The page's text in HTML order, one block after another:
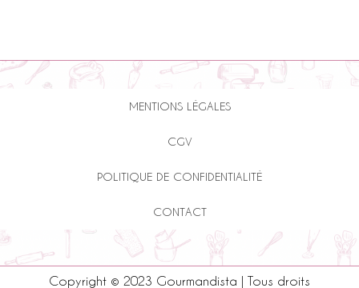
MENTIONS LÉGALES
CGV
POLITIQUE DE CONFIDENTIALITÉ
CONTACT
Copyright © 2023 Gourmandista | Tous droits